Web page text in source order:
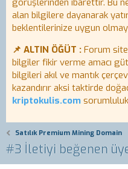
görüşlerinden ibarettir. Bu
alan bilgilere dayanarak
beklentilerinize uygun
📌 ALTIN ÖĞÜT : Forum
bilgiler fikir verme amacı
bilgileri akıl ve mantık
kazandırır aksi taktirde
kriptokulis.com
Satılık Premium Mining Domain
#3 İletiyi beğenen